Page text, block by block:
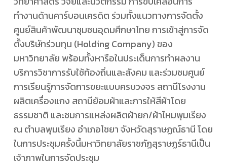
ทำงานด้านคาร์บอนเครดิต ร่วมทั้งแนวทางการจัดตั้ง
ศูนย์สินค้าพัฒนาชุมชนอุดมศึกษาไทย การเข้าสู่การจัด
ตั้งบริษัทร่วมทุน (Holding Company) ของ
มหาวิทยาลัย พร้อมทั้งหารือในประเด็นการทำผลงาน
บริการวิชาการรับใช้ท้องถิ่นและสังคม และร่วมชมศูนย์
การเรียนรู้การจัดการขยะแบบครบวงจร สถานีโรงงาน
ผลิตเครื่องแกง สถานีย้อมผ้าและการให้สีผ้าโดย
ธรรมชาติ และชมการแหล่งผลิตผ้ายก/ผ้าไหมพุมเรียง
ณ ตำบลพุมเรียง อำเภอไชยา จังหวัดสุราษฏณ์ธานี โดย
ในการประชุมครั้งนี้มหาวิทยาลัยราชภัฏสุราษฏร์ธานีเป็น
เจ้าภาพในการจัดประชุม